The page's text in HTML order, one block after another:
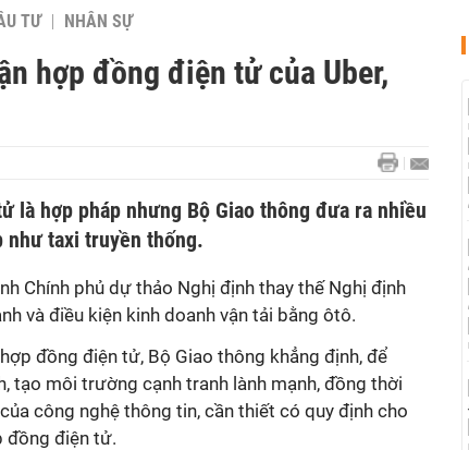
TƯ NHÂN SỰ
hợp đồng điện tử của Uber,
là hợp pháp nhưng Bộ Giao thông đưa ra nhiều
như taxi truyền thống.
Chính phủ dự thảo Nghị định thay thế Nghị định
và điều kiện kinh doanh vận tải bằng ôtô.
đồng điện tử, Bộ Giao thông khẳng định, để
tạo môi trường cạnh tranh lành mạnh, đồng thời
công nghệ thông tin, cần thiết có quy định cho
đồng điện tử.